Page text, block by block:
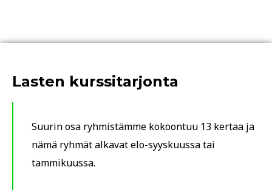
Lasten kurssitarjonta
Suurin osa ryhmistämme kokoontuu 13 kertaa ja
nämä ryhmät alkavat elo-syyskuussa tai
tammikuussa.